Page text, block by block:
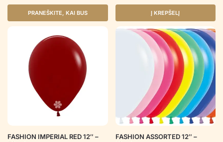
PRANEŠKITE, KAI BUS Į KREPŠELĮ
FASHION IMPERIAL RED 12″ –
FASHION ASSORTED 12″ –